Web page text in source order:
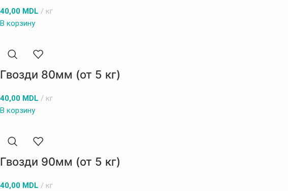
40,00 MDL
кг
В корзину
Гвозди 80мм (от 5 кг)
40,00 MDL
кг
В корзину
Гвозди 90мм (от 5 кг)
40,00 MDL
кг